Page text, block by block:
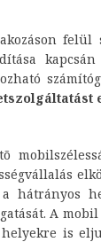
hátrányos
A
is